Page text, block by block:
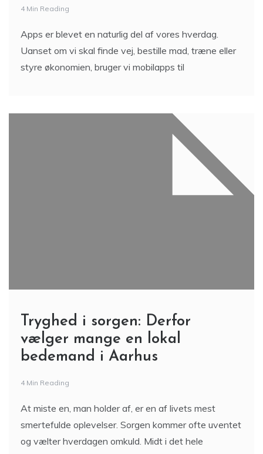
4 Min Reading
Apps er blevet en naturlig del af vores hverdag.
Uanset om vi skal finde vej, bestille mad, træne eller
styre økonomien, bruger vi mobilapps til
Tryghed i sorgen: Derfor
vælger mange en lokal
bedemand i Aarhus
4 Min Reading
At miste en, man holder af, er en af livets mest
smertefulde oplevelser. Sorgen kommer ofte uventet
og vælter hverdagen omkuld. Midt i det hele